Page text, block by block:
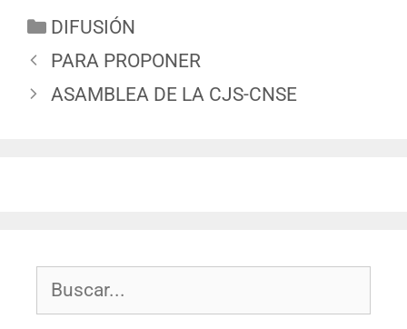
DIFUSIÓN
PARA PROPONER
ASAMBLEA DE LA CJS-CNSE